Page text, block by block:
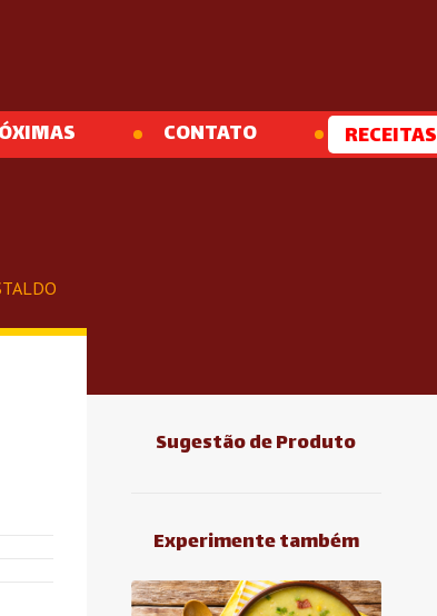
CONTATO RECEITAS
Sugestão de Produto
Experimente também